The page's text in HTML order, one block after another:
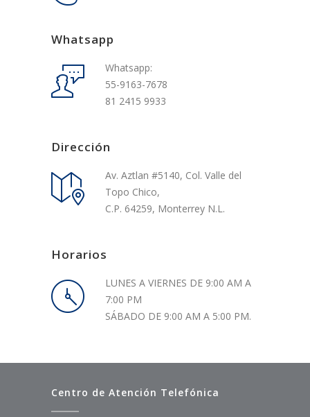
Whatsapp
Whatsapp:
55-9163-7678
81 2415 9933
Dirección
Av. Aztlan #5140, Col. Valle del
Topo Chico,
C.P. 64259, Monterrey N.L.
Horarios
LUNES A VIERNES DE 9:00 AM A
7:00 PM
SÁBADO DE 9:00 AM A 5:00 PM.
Centro de Atención Telefónica